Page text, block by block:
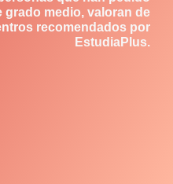
medio, valoran de
recomendados por
EstudiaPlus.